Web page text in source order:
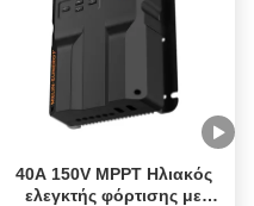
40A 150V MPPT Ηλιακός
ελεγκτής φόρτισης με